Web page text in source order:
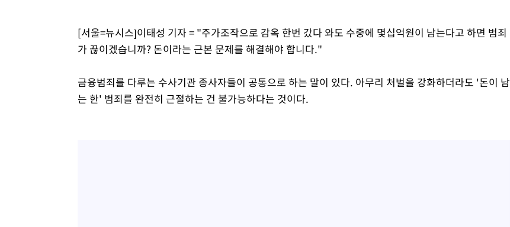
[속보]합수본, '투표율 허위 입력' 중앙·서울·경기도 선관위 등 9곳
[속보]원·달러 환율, 오전 9시 1423.8원
[속보]코스닥, 5.95포인트(0.74%) 상승한 807.62개장
[속보]코스피, 6300선 재탈환…1.09% 오른 6365.07 개장
[서울=뉴시스]이태성 기자 = "주가조작으로 감옥 한번 갔다 와도 수중에 몇십억원이 남는다고 하면 범죄
가 끊이겠습니까? 돈이라는 근본 문제를 해결해야 합니다."
금융범죄를 다루는 수사기관 종사자들이 공통으로 하는 말이 있다. 아무리 처벌을 강화하더라도 '돈이 남
는 한' 범죄를 완전히 근절하는 건 불가능하다는 것이다.